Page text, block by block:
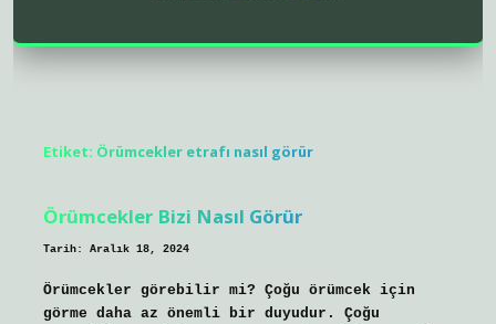
Etiket: Örümcekler etrafı nasıl görür
Örümcekler Bizi Nasıl Görür
Tarih: Aralık 18, 2024
Örümcekler görebilir mi? Çoğu örümcek için
görme daha az önemli bir duyudur. Çoğu